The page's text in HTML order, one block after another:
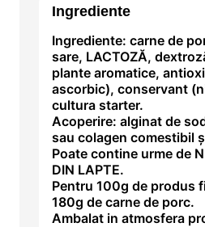
Ingrediente
Ingrediente: carne de
sare, LACTOZĂ,
plante aromatice,
ascorbic), conservant
cultura starter.
Acoperire: alginat de
sau colagen comestibil
Poate contine urme de
DIN LAPTE.
Pentru 100g de produs
180g de carne de porc.
Ambalat in atmosfera